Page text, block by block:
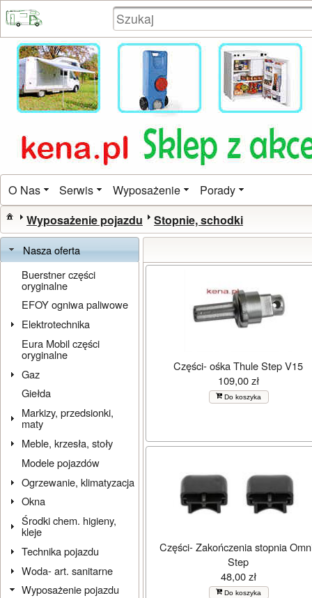
O Nas Serwis Wyposażenie Porady
Wyposażenie pojazdu Stopnie, schodki
Nasza oferta
Buerstner części
oryginalne
EFOY ogniwa paliwowe
Elektrotechnika
Eura Mobil części
oryginalne
Gaz
Giełda
Markizy, przedsionki,
maty
Meble, krzesła, stoły
Modele pojazdów
Ogrzewanie, klimatyzacja
Okna
Środki chem. higieny,
kleje
Technika pojazdu
Woda- art. sanitarne
Wyposażenie pojazdu
Części- ośka Thule Step V15
109,00 zł
Do koszyka
Części- Zakończenia stopnia
Step
48,00 zł
Do koszyka